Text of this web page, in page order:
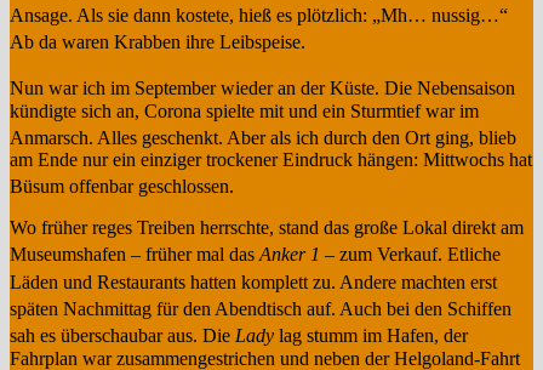
Ansage. Als sie dann kostete, hieß es plötzlich: „Mh… nussig…“
Ab da waren Krabben ihre Leibspeise.
Nun war ich im September wieder an der Küste. Die Nebensaison
kündigte sich an, Corona spielte mit und ein Sturmtief war im
Anmarsch. Alles geschenkt. Aber als ich durch den Ort ging, blieb
am Ende nur ein einziger trockener Eindruck hängen: Mittwochs hat
Büsum offenbar geschlossen.
Wo früher reges Treiben herrschte, stand das große Lokal direkt am
Museumshafen – früher mal dasAnker 1 – zum Verkauf. Etliche
Läden und Restaurants hatten komplett zu. Andere machten erst
späten Nachmittag für den Abendtisch auf. Auch bei den Schiffen
sah es überschaubar aus. Die Lady lag stumm im Hafen, der
Fahrplan war zusammengestrichen und neben der Helgoland-Fahrt